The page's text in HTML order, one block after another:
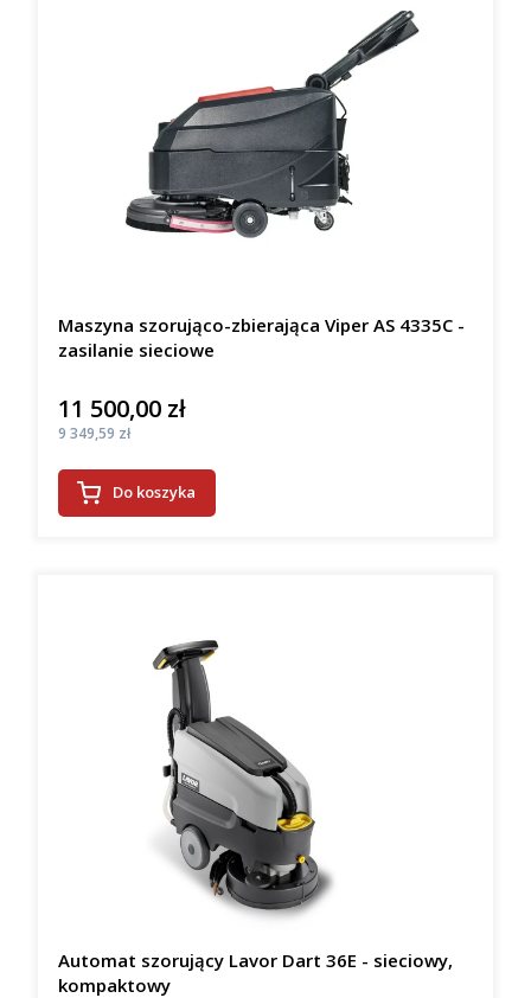
Maszyna szorująco-zbierająca Viper AS 4335C -
zasilanie sieciowe
Cena
11 500,00 zł
Cena
9 349,59 zł
Do koszyka
Automat szorujący Lavor Dart 36E - sieciowy,
kompaktowy